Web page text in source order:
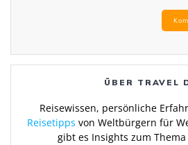
ÜBER TRAVEL
Reisewissen, persönliche
Reisetipps von Weltbürgern für
gibt es Insights zum Thema